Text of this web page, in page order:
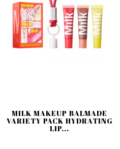
MILK MAKEUP BALMADE
VARIETY PACK HYDRATING
LIP...